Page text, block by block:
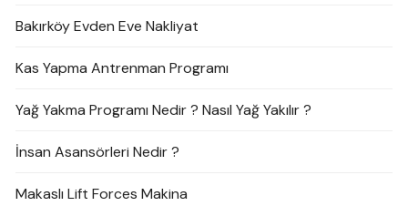
Bakırköy Evden Eve Nakliyat
Kas Yapma Antrenman Programı
Yağ Yakma Programı Nedir ? Nasıl Yağ Yakılır ?
İnsan Asansörleri Nedir ?
Makaslı Lift Forces Makina